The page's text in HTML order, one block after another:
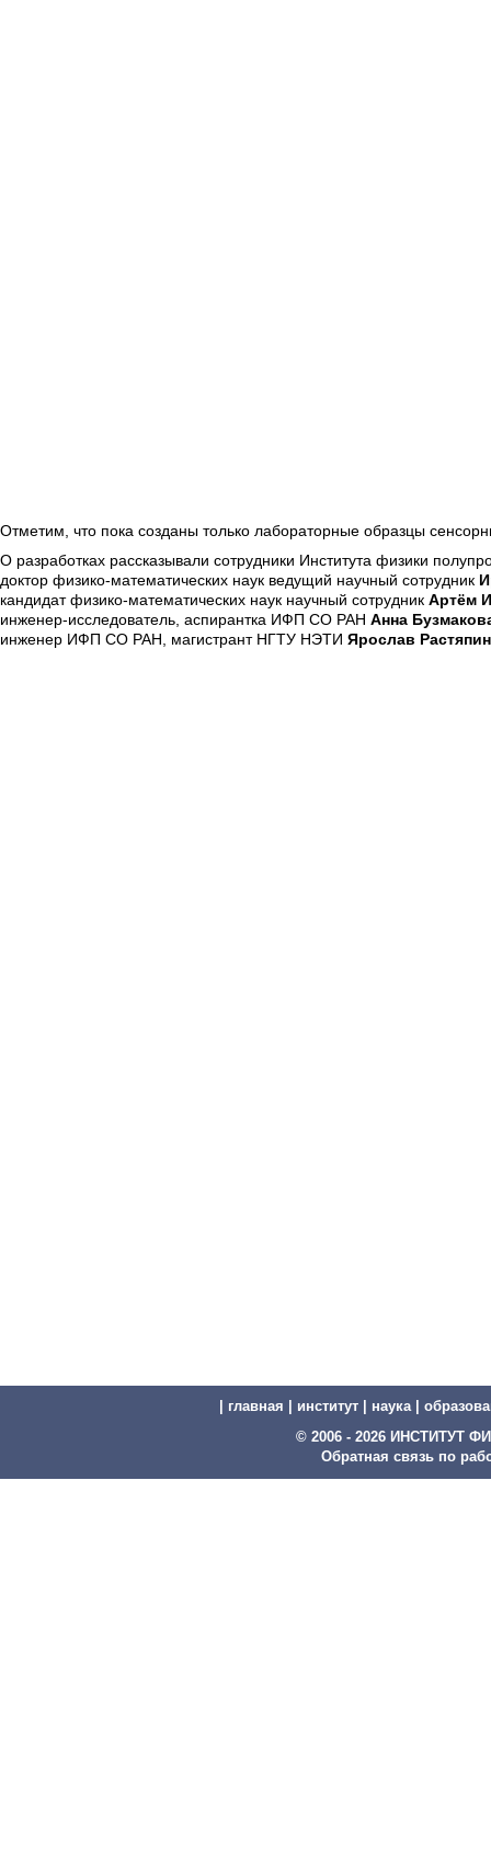
Отметим, что пока созданы только лабораторные образцы
О разработках рассказывали сотрудники Института физики
доктор физико-математических наук ведущий научный сотрудник
кандидат физико-математических наук научный сотрудник Артём
инженер-исследователь, аспирантка ИФП СО РАН Анна
инженер ИФП СО РАН, магистрант НГТУ НЭТИ Ярослав Растяпин
главная институт наука|
© 2006 - 2026 ИНСТИТУТ
Обратная связь по